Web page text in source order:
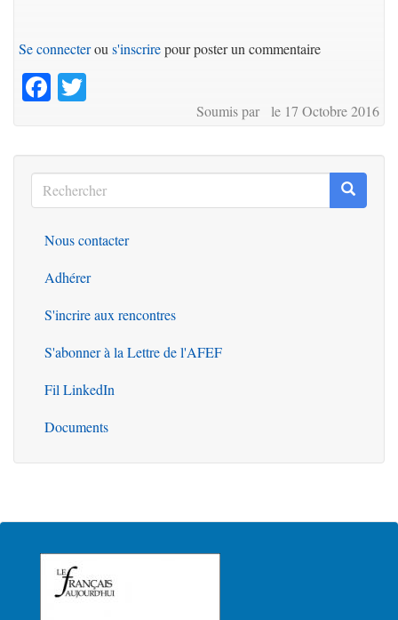
Se connecterou s'inscrirepour poster un commentaire
Facebook
Soumis par le 17 Octobre 2016
Rechercher
Rechercher
Outils
Nous contacter
Adhérer
S'incrire aux rencontres
S'abonner à la Lettre de l'AFEF
Fil LinkedIn
Documents